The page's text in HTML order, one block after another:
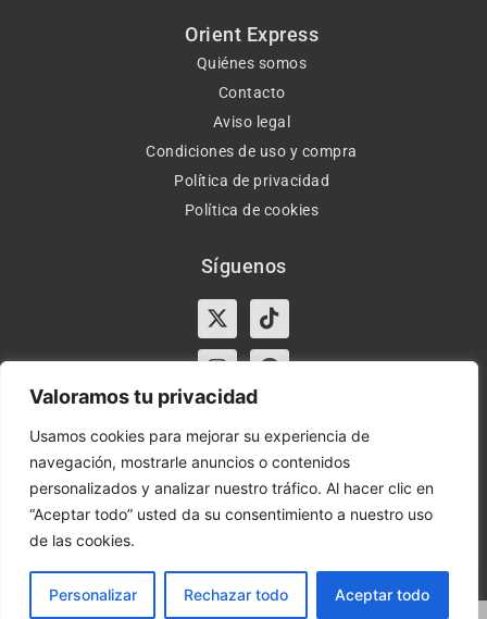
Valoramos tu privacidad
Usamos cookies para mejorar su experiencia de
navegación, mostrarle anuncios o contenidos
personalizados y analizar nuestro tráfico. Al hacer clic en
“Aceptar todo” usted da su consentimiento a nuestro uso
de las cookies.
Personalizar Rechazar todo Aceptar todo
Orient Express
Quiénes somos
Contacto
Aviso legal
Condiciones de uso y compra
Política de privacidad
Política de cookies
Síguenos
X-
twitter
Tiktok
InstagramFacebook
Horario:
Lun-Vie de 10:00-13:30 y 17:00-20:00 – Sáb de
10:00-13:30
Orient Express | Copyright 2021 © Todos los derechos